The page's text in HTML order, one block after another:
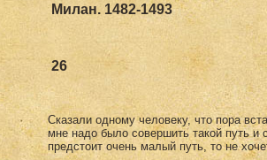
Милан. 1482-1493
26
Сказали одному человеку, что пора
мне надо было совершить такой путь и
предстоит очень малый путь, то не